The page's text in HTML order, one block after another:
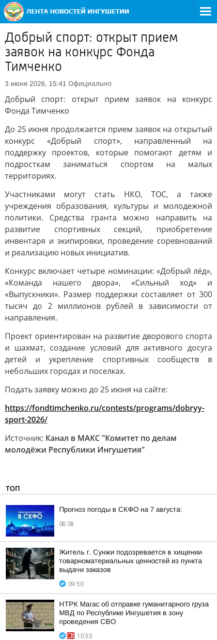
Добрый спорт: открыт прием
заявок на конкурс Фонда
Тимченко
3 июня 2026, 15:41 Официально
Добрый спорт: открыт прием заявок на конкурс
Фонда Тимченко
До 25 июня продолжается прием заявок на открытый
конкурс «Добрый спорт», направленный на
поддержку проектов, которые помогают детям и
подросткам заниматься спортом на малых
территориях.
Участниками могут стать НКО, ТОС, а также
учреждения образования, культуры и молодежной
политики. Средства гранта можно направить на
развитие спортивных секций, приобретение
инвентаря и экипировки, проведение соревнований
и реализацию новых инициатив.
Конкурс включает четыре номинации: «Добрый лёд»,
«Команда нашего двора», «Сильный ход» и
«Выпускники». Размер поддержки составляет от 300
тысяч до 2 миллионов рублей в зависимости от
направления.
Проект ориентирован на развитие дворового спорта
и шахмат, создание условий для активного досуга
детей и укрепление спортивных сообществ в
небольших городах и поселках.
Подать заявку можно до 25 июня на сайте:
https://fondtimchenko.ru/contests/programs/dobryy-
sport-2026/
Источник: Канал в МАКС "Комитет по делам
молодёжи Республики Ингушетия"
ТОП
Прогноз погоды в СКФО на 7 августа:
08:08
Житель г. Сунжи подозревается в хищении
товарноматериальных ценностей из пункта
выдачи заказов
09:50
НТРК Магас об отправке гуманитарного груза
МВД по Республике Ингушетия в зону
проведения СВО
10:53